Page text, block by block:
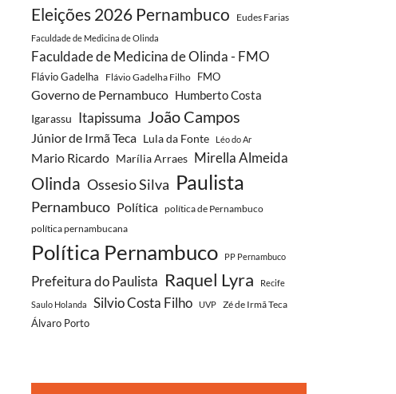
Eleições 2026 Pernambuco Eudes Farias
Faculdade de Medicina de Olinda
Faculdade de Medicina de Olinda - FMO
Flávio Gadelha Flávio Gadelha Filho FMO
Governo de Pernambuco Humberto Costa
Igarassu Itapissuma João Campos
Júnior de Irmã Teca Lula da Fonte Léo do Ar
Mario Ricardo Marília Arraes Mirella Almeida
Olinda Ossesio Silva Paulista
Pernambuco Política política de Pernambuco
política pernambucana
Política Pernambuco PP Pernambuco
Prefeitura do Paulista Raquel Lyra Recife
Saulo Holanda Silvio Costa Filho UVP Zé de Irmã Teca
Álvaro Porto